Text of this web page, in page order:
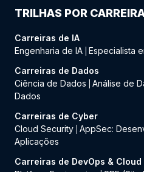
TRILHAS POR
Carreiras de IA
Engenharia de IA Especialista
Carreiras de Dados
Ciência de Dados
Análise de
Dados
Carreiras de Cyber
Cloud Security AppSec:
Aplicações
Carreiras de DevOps & Cloud